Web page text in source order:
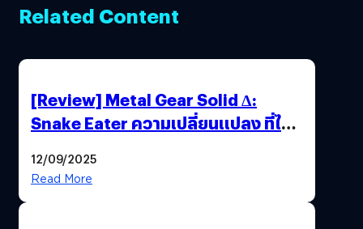
Related Content
[Review] Metal Gear Solid Δ:
Snake Eater ความเปลี่ยนแปลง ที่ไม่
12/09/2025
Read More